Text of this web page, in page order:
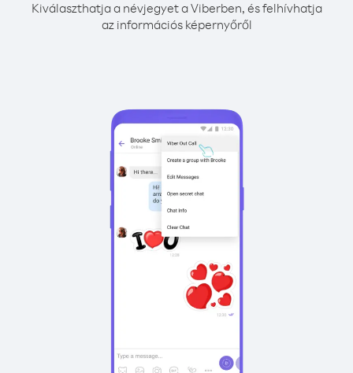
Kiválaszthatja a névjegyet a Viberben, és felhívhatja
az információs képernyőről